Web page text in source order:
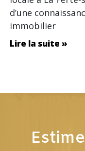
d’une
immobilier
Lire la suite »